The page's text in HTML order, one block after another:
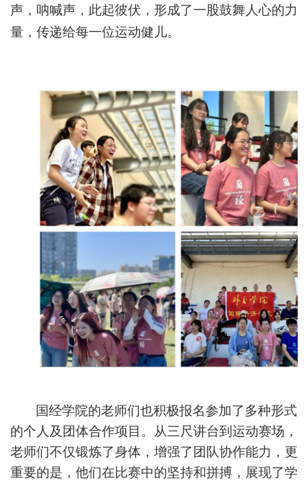
声，呐喊声，此起彼伏，形成了一股鼓舞人心的力
量，传递给每一位运动健儿。
国经学院的老师们也积极报名参加了多种形式
的个人及团体合作项目。从三尺讲台到运动赛场，
老师们不仅锻炼了身体，增强了团队协作能力，更
重要的是，他们在比赛中的坚持和拼搏，展现了学